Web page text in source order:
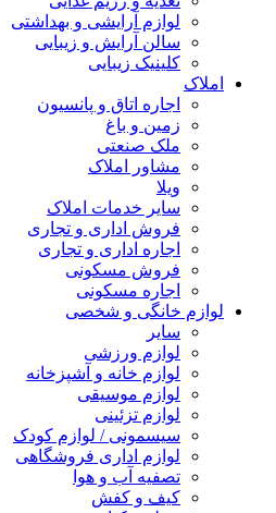
لوازم آرایشی و بهداشتی
سالن آرایش و زیبایی
کلینیک زیبایی
املاک
اجاره اتاق و پانسیون
زمین و باغ
ملک صنعتی
مشاور املاک
ویلا
سایر خدمات املاک
فروش اداری و تجاری
اجاره اداری و تجاری
فروش مسکونی
اجاره مسکونی
لوازم خانگی و شخصی
سایر
لوازم ورزشی
لوازم خانه و آشپزخانه
لوازم موسیقی
لوازم تزئینی
سیسمونی / لوازم کودک
لوازم اداری فروشگاهی
تصفیه آب و هوا
کیف و کفش